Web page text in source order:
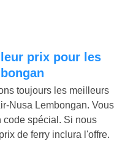
toujours les meilleurs
Nusa Lembongan. Vous
code spécial. Si nous
de ferry inclura l'offre.